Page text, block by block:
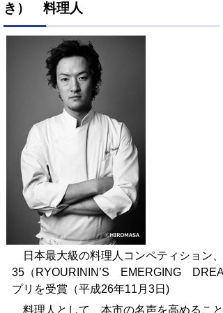
き） 料理人
日本最大級の料理人コンペティション、
35（RYOURININ’S EMERGING
プリを受賞（平成26年11月3日)
料理人として、本市の名声を高めるこ